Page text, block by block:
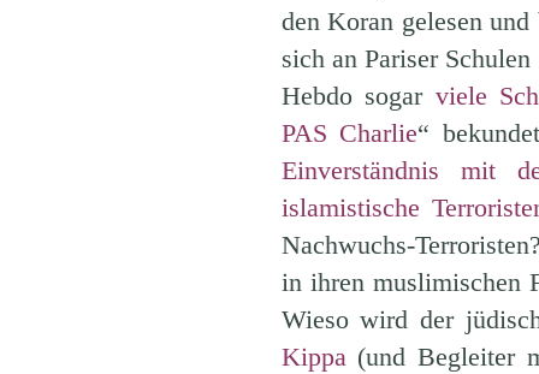
den Koran gelesen
sich an Pariser
Hebdo sogar viele
PAS Charlie“
Einverständnis mit
islamistische
Nachwuchs-
in ihren muslimischen
Wieso wird der
Kippa(und Begleiter